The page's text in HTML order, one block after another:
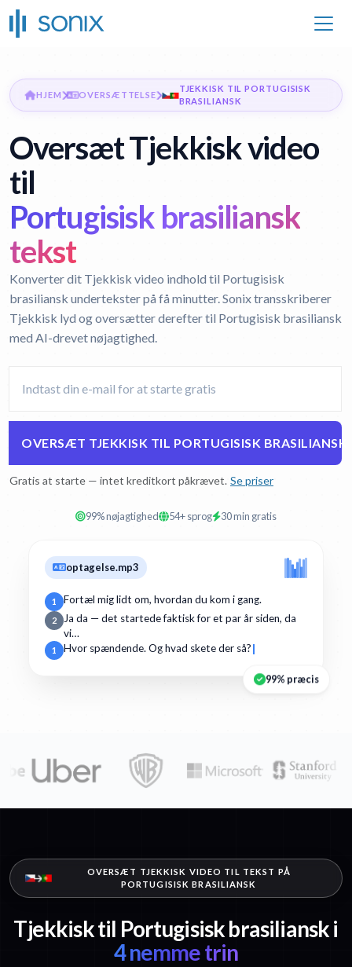
HJEM OVERSÆTTELSE
TJEKKISK TIL PORTUGISISK
BRASILIANSK
Oversæt Tjekkisk video
til
Portugisisk brasiliansk
tekst
Konverter dit Tjekkisk video indhold til Portugisisk
brasiliansk undertekster på få minutter. Sonix transskriberer
Tjekkisk lyd og oversætter derefter til Portugisisk brasiliansk
med AI-drevet nøjagtighed.
OVERSÆT TJEKKISK TIL PORTUGISISK BRASILIANSK
Gratis at starte — intet kreditkort påkrævet. Se priser
99% nøjagtighed 54+ sprog 30 min gratis
optagelse.mp3
1 Fortæl mig lidt om, hvordan du kom i gang.
2
Ja da — det startede faktisk for et par år siden, da
vi…
1 Hvor spændende. Og hvad skete der så?
99% præcis
OVERSÆT TJEKKISK VIDEO TIL TEKST PÅ
PORTUGISISK BRASILIANSK
Tjekkisk til Portugisisk brasiliansk i
4 nemme trin